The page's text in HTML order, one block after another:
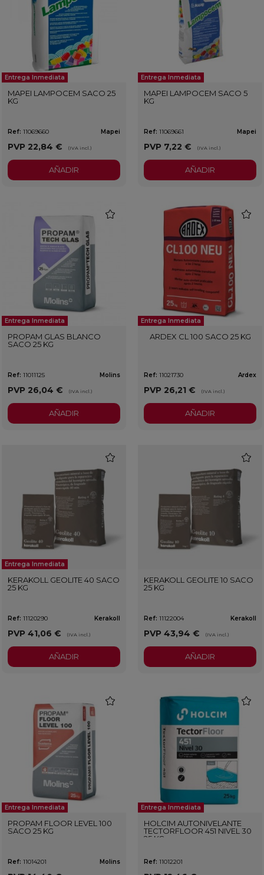
Entrega Inmediata
MAPEI LAMPOCEM SACO 25
KG
Ref: 11069660 Mapei
PVP 22,84 € (IVA incl.)
AÑADIR
Entrega Inmediata
MAPEI LAMPOCEM SACO 5
KG
Ref: 11069661 Mapei
PVP 7,22 € (IVA incl.)
AÑADIR
Entrega Inmediata
PROPAM GLAS BLANCO
SACO 25 KG
Ref: 11011125 Molins
PVP 26,04 € (IVA incl.)
AÑADIR
Entrega Inmediata
ARDEX CL 100 SACO 25 KG
Ref: 11021730 Ardex
PVP 26,21 € (IVA incl.)
AÑADIR
Entrega Inmediata
KERAKOLL GEOLITE 40 SACO
25 KG
Ref: 11120290 Kerakoll
PVP 41,06 € (IVA incl.)
AÑADIR
KERAKOLL GEOLITE 10 SACO
25 KG
Ref: 11122004 Kerakoll
PVP 43,94 € (IVA incl.)
AÑADIR
Entrega Inmediata
PROPAM FLOOR LEVEL 100
SACO 25 KG
Ref: 11014201 Molins
Entrega Inmediata
HOLCIM AUTONIVELANTE
TECTORFLOOR 451 NIVEL 30
25 KG
Ref: 11012201